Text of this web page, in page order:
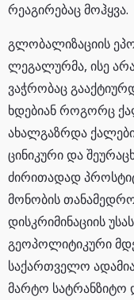
რეაგირებაც მოჰყვა.
გლობალიზაციის
ლეგალურმა, ისე
ვაჭრობაც
ხდებიან როგორც
ახალგაზრდა
ცინიკური და
ძირითადად
მონობის
დისკრიმინაციის
გეოპოლიტიკური
საქართველო
მარტო სატრანზიტო